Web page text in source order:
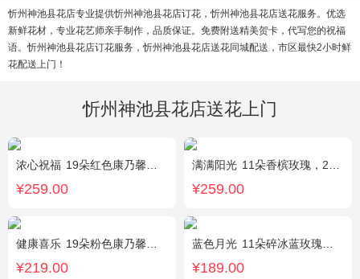
忻州神池县花店专业提供忻州神池县花店订花，忻州神池县花店送花服务。优选
新鲜花材，专业花艺师亲手制作，品质保证。免费附送精美贺卡，代写您的祝福
语。忻州神池县花店订花服务，忻州神池县花店送花同城配送，市区最快2小时鲜
花配送上门！
忻州神池县花店送花上门
浓心祝福 19朵红色康乃馨，2支多头粉百合，绿叶搭配
¥259.00
满满阳光 11朵香槟玫瑰，2朵向日葵，1个蓝色绣球，配花、桔梗、绿叶搭配
¥259.00
健康喜乐 19朵粉色康乃馨，满天星、绿叶搭配
¥219.00
蓝色月光 11朵碎冰蓝玫瑰，满天星搭配
¥189.00